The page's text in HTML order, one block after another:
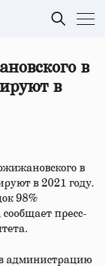
в
в
в
в 2021 году.
98%
пресс-
администрацию